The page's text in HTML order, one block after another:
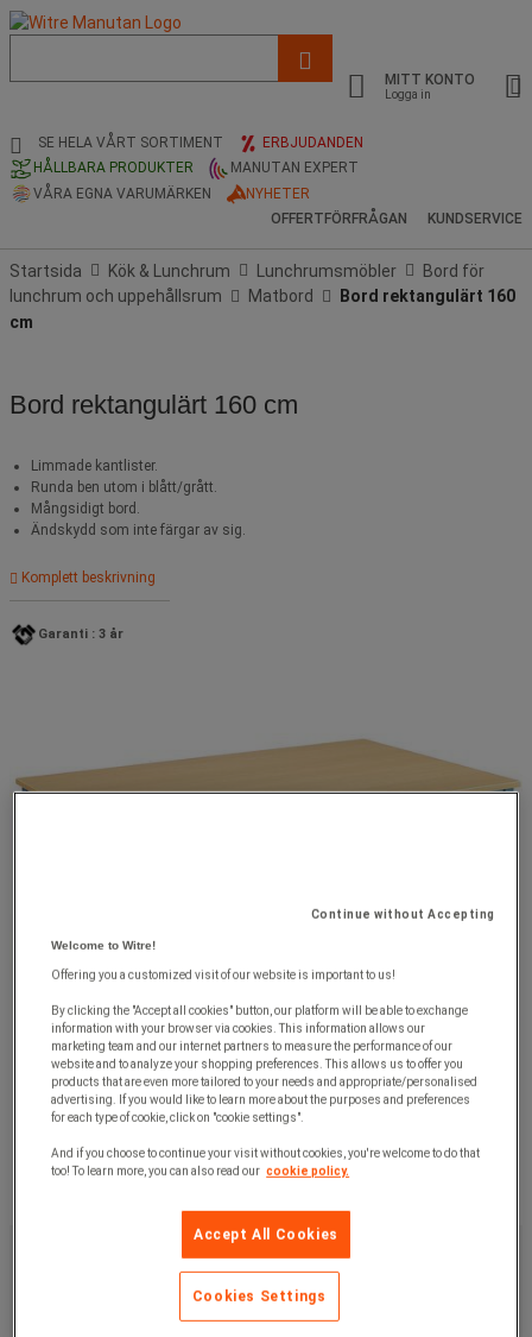
och
sökhistorik
MITT KONTO
Logga in
SE HELA VÅRT SORTIMENT
ERBJUDANDEN
HÅLLBARA PRODUKTER
MANUTAN EXPERT
VÅRA EGNA VARUMÄRKEN
NYHETER
OFFERTFÖRFRÅGAN
KUNDSERVICE
Startsida Kök & Lunchrum Lunchrumsmöbler
Bord för
lunchrum och uppehållsrum
Matbord
Bord rektangulärt 160
cm
Bord rektangulärt 160 cm
Limmade kantlister.
Runda ben utom i blått/grått.
Mångsidigt bord.
Ändskydd som inte färgar av sig.
Komplett beskrivning
Garanti : 3 år
exkl. moms
Continue without Accepting
Welcome to Witre!
Offering you a customized visit of our website is important to us!
By clicking the "Accept all cookies" button, our platform will be able to exchange
information with your browser via cookies. This information allows our
marketing team and our internet partners to measure the performance of our
website and to analyze your shopping preferences. This allows us to offer you
products that are even more tailored to your needs and appropriate/personalised
advertising. If you would like to learn more about the purposes and preferences
for each type of cookie, click on "cookie settings".
And if you choose to continue your visit without cookies, you're welcome to do that
too! To learn more, you can also read our cookie policy.
Accept All Cookies
Cookies Settings